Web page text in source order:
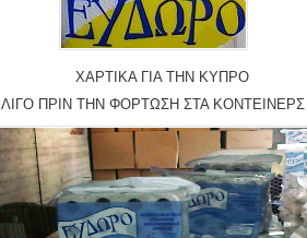
ΧΑΡΤΙΚΑ ΓΙΑ ΤΗΝ ΚΥΠΡΟ
ΛΙΓΟ ΠΡΙΝ ΤΗΝ ΦΟΡΤΩΣΗ ΣΤΑ ΚΟΝΤΕΙΝΕΡΣ